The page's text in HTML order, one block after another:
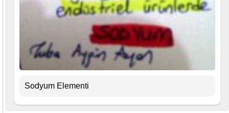
Sodyum Elementi